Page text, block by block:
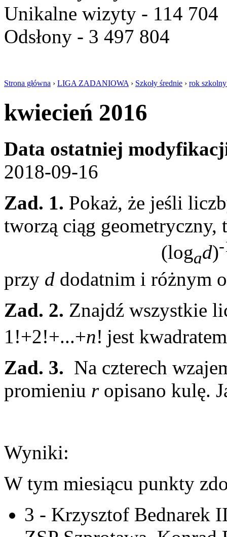
Unikalne wizyty - 114 704
Odsłony - 3 497 804
Strona główna › LIGA ZADANIOWA › Szkoły średnie › rok
kwiecień 2016
Data ostatniej
2018-09-16
Zad. 1. Pokaż, że jeśli
tworzą ciąg geometryczny,
(logad)
przy d dodatnim i różnym
Zad. 2. Znajdź wszystkie
1!+2!+...+n! jest
Zad. 3. Na czterech
promieniu ropisano kulę.
Wyniki:
W tym miesiącu punkty
3 - Krzysztof Bednarek